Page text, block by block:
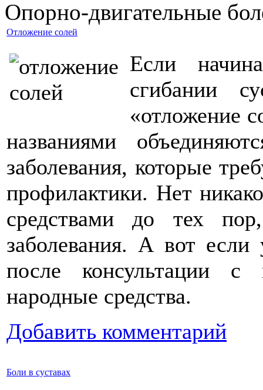
Опopно-двигательные
Отложение солей
Если
сгибании
«отложение
названиями
заболевания, которые
профилактики. Нет
средствами до тех
заболевания. А вот если
после консультации
народные средства.
Добавить комментарий
Боли в суставах